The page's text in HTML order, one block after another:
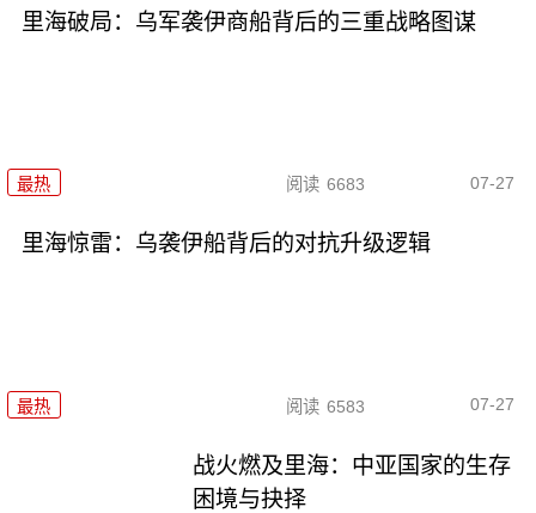
里海破局：乌军袭伊商船背后的三重战略图谋
最热 阅读 6683 07-27
里海惊雷：乌袭伊船背后的对抗升级逻辑
最热 阅读 6583 07-27
战火燃及里海：中亚国家的生存
困境与抉择